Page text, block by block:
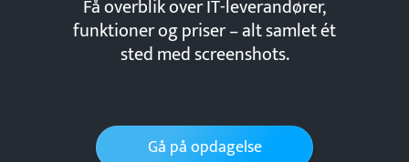
Få overblik over IT-leverandører,
funktioner og priser – alt samlet ét
sted med screenshots.
Gå på opdagelse